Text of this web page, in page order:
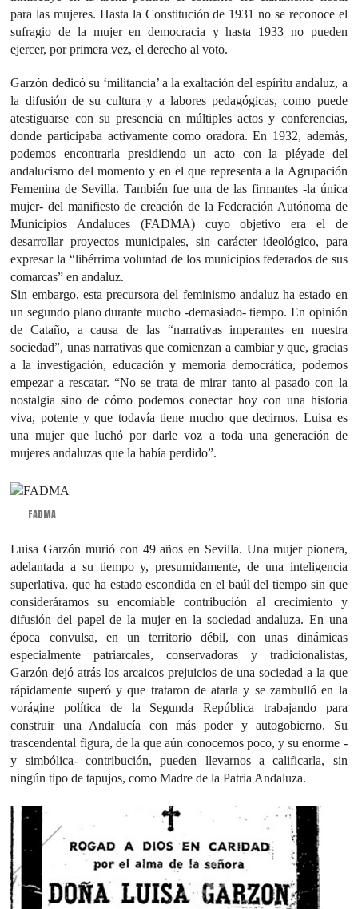
para las mujeres. Hasta la Constitución de 1931 no se reconoce el
sufragio de la mujer en democracia y hasta 1933 no pueden
ejercer, por primera vez, el derecho al voto.
Garzón dedicó su ‘militancia’ a la exaltación del espíritu andaluz, a
la difusión de su cultura y a labores pedagógicas, como puede
atestiguarse con su presencia en múltiples actos y conferencias,
donde participaba activamente como oradora. En 1932, además,
podemos encontrarla presidiendo un acto con la pléyade del
andalucismo del momento y en el que representa a la Agrupación
Femenina de Sevilla. También fue una de las firmantes -la única
mujer- del manifiesto de creación de la Federación Autónoma de
Municipios Andaluces (FADMA) cuyo objetivo era el de
desarrollar proyectos municipales, sin carácter ideológico, para
expresar la “libérrima voluntad de los municipios federados de sus
comarcas” en andaluz.
Sin embargo, esta precursora del feminismo andaluz ha estado en
un segundo plano durante mucho -demasiado- tiempo. En opinión
de Cataño, a causa de las “narrativas imperantes en nuestra
sociedad”, unas narrativas que comienzan a cambiar y que, gracias
a la investigación, educación y memoria democrática, podemos
empezar a rescatar. “No se trata de mirar tanto al pasado con la
nostalgia sino de cómo podemos conectar hoy con una historia
viva, potente y que todavía tiene mucho que decirnos. Luisa es
una mujer que luchó por darle voz a toda una generación de
mujeres andaluzas que la había perdido”.
FADMA
Luisa Garzón murió con 49 años en Sevilla. Una mujer pionera,
adelantada a su tiempo y, presumidamente, de una inteligencia
superlativa, que ha estado escondida en el baúl del tiempo sin que
consideráramos su encomiable contribución al crecimiento y
difusión del papel de la mujer en la sociedad andaluza. En una
época convulsa, en un territorio débil, con unas dinámicas
especialmente patriarcales, conservadoras y tradicionalistas,
Garzón dejó atrás los arcaicos prejuicios de una sociedad a la que
rápidamente superó y que trataron de atarla y se zambulló en la
vorágine política de la Segunda República trabajando para
construir una Andalucía con más poder y autogobierno. Su
trascendental figura, de la que aún conocemos poco, y su enorme -
y simbólica- contribución, pueden llevarnos a calificarla, sin
ningún tipo de tapujos, como Madre de la Patria Andaluza.